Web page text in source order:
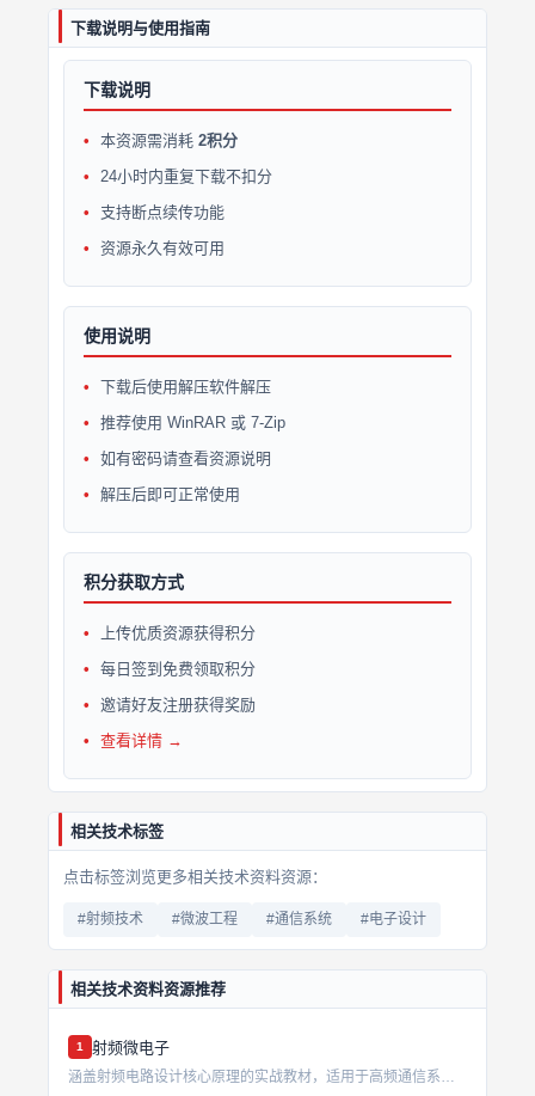
下载说明与使用指南
下载说明
本资源需消耗 2积分
24小时内重复下载不扣分
支持断点续传功能
资源永久有效可用
使用说明
下载后使用解压软件解压
推荐使用 WinRAR 或 7-Zip
如有密码请查看资源说明
解压后即可正常使用
积分获取方式
上传优质资源获得积分
每日签到免费领取积分
邀请好友注册获得奖励
查看详情 →
相关技术标签
点击标签浏览更多相关技术资料资源：
#射频技术 #微波工程 #通信系统 #电子设计
相关技术资料资源推荐
1 射频微电子
涵盖射频电路设计核心原理的实战教材，适用于高频通信系统开发。内容经过多个工程项目的验证，提供可直接用于生产环境的电路设计思路与实现方法，适合从事射频领域的工程师和研究人员参考。...